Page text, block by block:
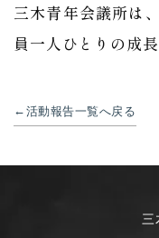
三木青年会議所は
員一人ひとりの成
活動報告一覧へ戻る
三